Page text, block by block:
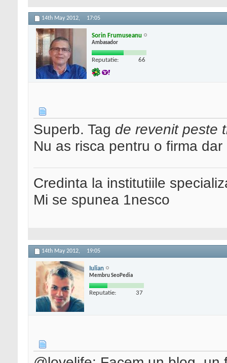
14th May 2012, 17:05
Sorin Frumuseanu
Ambasador
Reputatie: 66
Superb. Tag de revenit peste
Nu as risca pentru o firma
Credinta la institutiile
Mi se spunea 1nesco
14th May 2012, 19:05
Iulian
Membru SeoPedia
Reputatie: 37